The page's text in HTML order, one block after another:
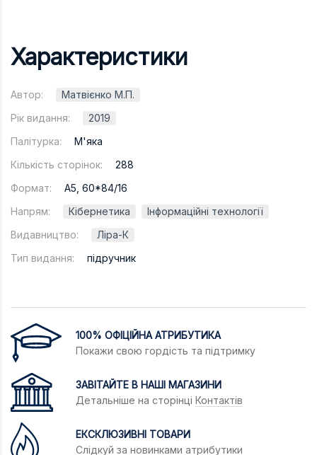
Характеристики
Автор:
Матвієнко М.П.
Рік видання:
2019
Палітурка:
М'яка
Кількість сторінок:
288
Формат:
А5, 60*84/16
Напрям:
Кібернетика
Інформаційні технології
Видавництво:
Ліра-К
Тип видання:
підручник
100% ОФІЦІЙНА АТРИБУТИКА
Покажи свою гордість та підтримку
ЗАВІТАЙТЕ В НАШІ МАГАЗИНИ
Детальніше на сторінці Контактів
ЕКСКЛЮЗИВНІ ТОВАРИ
Слідкуй за новинками атрибутики